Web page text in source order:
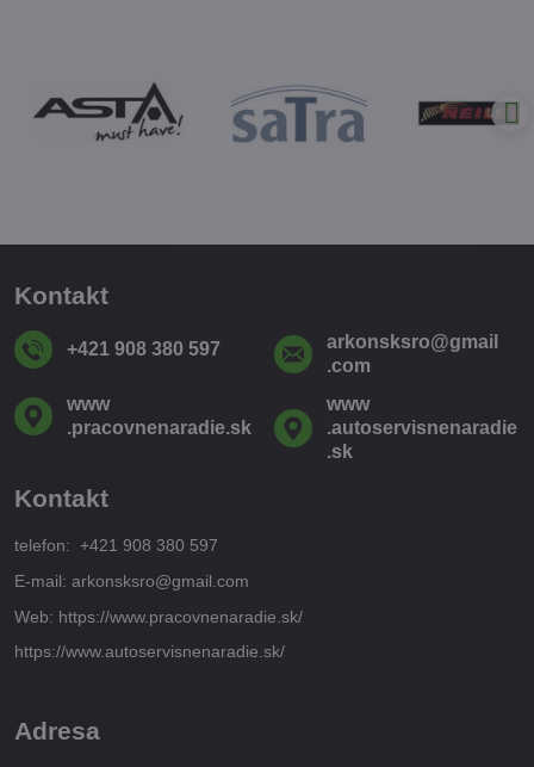
Kontakt
+421 908 380 597
arkonsksro​@gmail​
.com
www​
.pracovnenaradie​.sk
www​
.autoservisnenaradie​
.sk
Kontakt
telefon: +421 908 380 597
E-mail: arkonsksro@gmail.com
Web: https://www.pracovnenaradie.sk/
https://www.autoservisnenaradie.sk/
Adresa